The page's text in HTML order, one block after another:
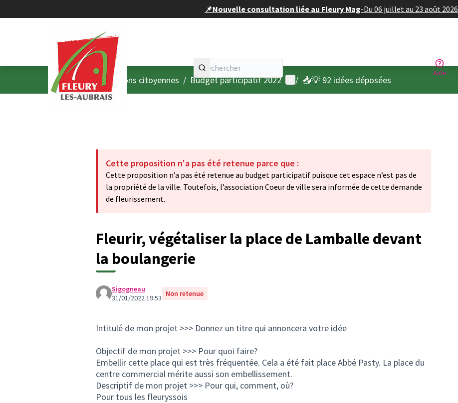
📌Nouvelle consultation liée au Fleury Mag-Du 06 juillet au 23 août 2026
Aide
AccueilMenu principal
/ Consultations citoyennes / Budget participatif 2022 Menu utilisateur
/ 📥💡 92 idées déposées
Cette proposition n'a pas été retenue parce que :
Cette proposition n’a pas été retenue au budget participatif puisque cet espace n’est pas de
la propriété de la ville. Toutefois, l’association Coeur de ville sera informée de cette demande
de fleurissement.
Fleurir, végétaliser la place de Lamballe devant
la boulangerie
Sigogneau
31/01/2022 19:53 Non retenue
Intitulé de mon projet >>> Donnez un titre qui annoncera votre idée
Objectif de mon projet >>> Pour quoi faire?
Embellir cette place qui est très fréquentée. Cela a été fait place Abbé Pasty. La place du
centre commercial mérite aussi son embellissement.
Descriptif de mon projet >>> Pour qui, comment, où?
Pour tous les fleuryssois